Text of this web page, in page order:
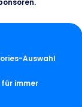
Auswahl
immer